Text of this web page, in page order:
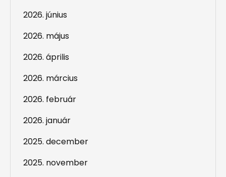
2026. június
2026. május
2026. április
2026. március
2026. február
2026. január
2025. december
2025. november